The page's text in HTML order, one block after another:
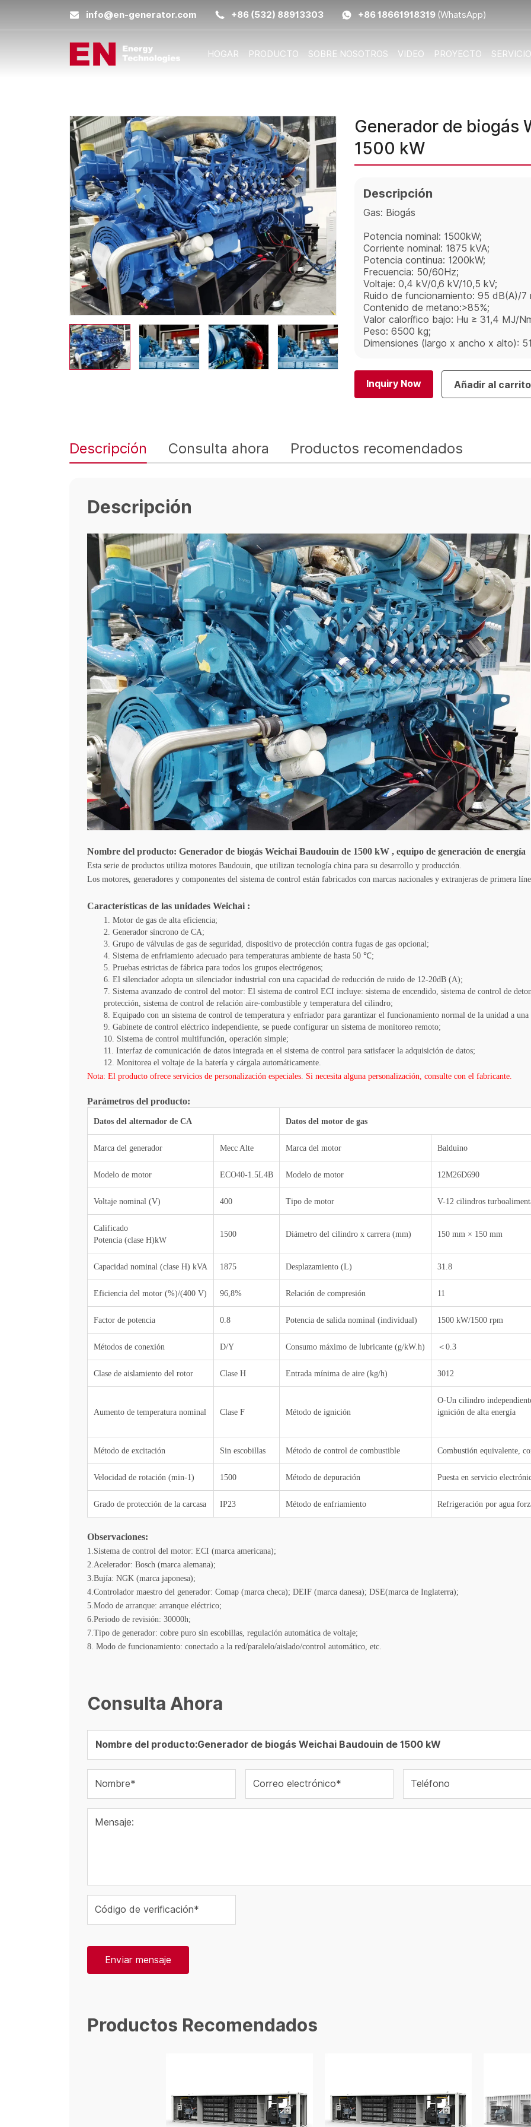
info@en-generator.com +86 (532) 88913303 +86 18661918319(WhatsApp)
HOGAR PRODUCTO SOBRE NOSOTROS VIDEO PROYECTO SERVICIO
Generador de biogás
1500 kW
Descripción
Gas: Biogás
Potencia nominal: 1500kW;
Corriente nominal: 1875 kVA;
Potencia continua: 1200kW;
Frecuencia: 50/60Hz;
Voltaje: 0,4 kV/0,6 kV/10,5 kV;
Ruido de funcionamiento: 95 dB(A)/7
Contenido de metano:>85%;
Valor calorífico bajo: Hu ≥ 31,4 MJ/
Peso: 6500 kg;
Dimensiones (largo x ancho x alto):
Inquiry Now Añadir al
Descripción Consulta ahora Productos recomendados
Descripción
Nombre del producto: Generador de biogás Weichai Baudouin de 1500 kW , equipo de generación de energía
Esta serie de productos utiliza motores Baudouin, que utilizan tecnología china para su desarrollo y producción.
Los motores, generadores y componentes del sistema de control están fabricados con marcas nacionales y extranjeras de primera
Características de las unidades Weichai :
1. Motor de gas de alta eficiencia;
2. Generador síncrono de CA;
3. Grupo de válvulas de gas de seguridad, dispositivo de protección contra fugas de gas opcional;
4. Sistema de enfriamiento adecuado para temperaturas ambiente de hasta 50 ℃;
5. Pruebas estrictas de fábrica para todos los grupos electrógenos;
6. El silenciador adopta un silenciador industrial con una capacidad de reducción de ruido de 12-20dB (A);
7. Sistema avanzado de control del motor: El sistema de control ECI incluye: sistema de encendido, sistema de control de
protección, sistema de control de relación aire-combustible y temperatura del cilindro;
8. Equipado con un sistema de control de temperatura y enfriador para garantizar el funcionamiento normal de la unidad a
9. Gabinete de control eléctrico independiente, se puede configurar un sistema de monitoreo remoto;
10. Sistema de control multifunción, operación simple;
11. Interfaz de comunicación de datos integrada en el sistema de control para satisfacer la adquisición de datos;
12. Monitorea el voltaje de la batería y cárgala automáticamente.
Nota: El producto ofrece servicios de personalización especiales. Si necesita alguna personalización, consulte con el fabricante.
Parámetros del producto:
Datos del alternador de CA Datos del motor de gas
Marca del generador Mecc Alte Marca del motor Balduino
Modelo de motor ECO40-1.5L4B Modelo de motor 12M26D690
Voltaje nominal (V) 400 Tipo de motor V-12 cilindros
Calificado
Potencia (clase H)kW
1500 Diámetro del cilindro x carrera (mm) 150 mm × 150 mm
Capacidad nominal (clase H) kVA 1875 Desplazamiento (L) 31.8
Eficiencia del motor (%)/(400 V) 96,8% Relación de compresión 11
Factor de potencia 0.8 Potencia de salida nominal (individual) 1500 kW/1500 rpm
Métodos de conexión D/Y Consumo máximo de lubricante (g/kW.h) ＜0.3
Clase de aislamiento del rotor Clase H Entrada mínima de aire (kg/h) 3012
Aumento de temperatura nominal Clase F Método de ignición
O-Un cilindro
ignición de alta energía
Método de excitación Sin escobillas Método de control de combustible Combustión equivalente,
Velocidad de rotación (min-1) 1500 Método de depuración Puesta en servicio
Grado de protección de la carcasa IP23 Método de enfriamiento Refrigeración por agua
Observaciones:
1.Sistema de control del motor: ECI (marca americana);
2.Acelerador: Bosch (marca alemana);
3.Bujía: NGK (marca japonesa);
4.Controlador maestro del generador: Comap (marca checa); DEIF (marca danesa); DSE(marca de Inglaterra);
5.Modo de arranque: arranque eléctrico;
6.Periodo de revisión: 30000h;
7.Tipo de generador: cobre puro sin escobillas, regulación automática de voltaje;
8. Modo de funcionamiento: conectado a la red/paralelo/aislado/control automático, etc.
Consulta Ahora
Nombre* Correo electrónico* Teléfono
Mensaje:
Código de verificación*
Enviar mensaje
Productos Recomendados